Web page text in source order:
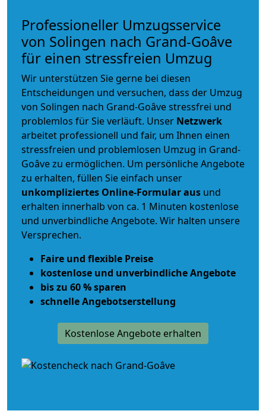
Professioneller Umzugsservice
von Solingen nach Grand-Goâve
für einen stressfreien Umzug
Wir unterstützen Sie gerne bei diesen
Entscheidungen und versuchen, dass der Umzug
von Solingen nach Grand-Goâve stressfrei und
problemlos für Sie verläuft. Unser Netzwerk
arbeitet professionell und fair, um Ihnen einen
stressfreien und problemlosen Umzug in Grand-
Goâve zu ermöglichen. Um persönliche Angebote
zu erhalten, füllen Sie einfach unser
unkompliziertes Online-Formular aus und
erhalten innerhalb von ca. 1 Minuten kostenlose
und unverbindliche Angebote. Wir halten unsere
Versprechen.
Faire und flexible Preise
kostenlose und unverbindliche Angebote
bis zu 60 % sparen
schnelle Angebotserstellung
Kostenlose Angebote erhalten